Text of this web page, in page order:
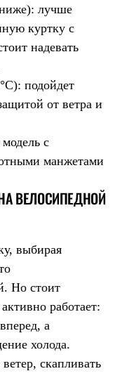
лучше
куртку с
надевать
подойдет
от ветра и
с
манжетами
ВЕЛОСИПЕДНОЙ
выбирая
Но стоит
работает:
а
холода.
скапливать